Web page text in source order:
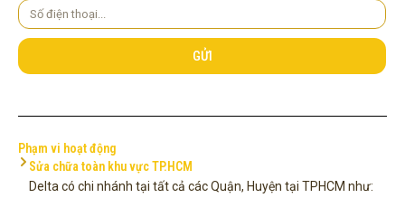
Số
điện
thoại
GỬI
Phạm vi hoạt động
Sửa chữa toàn khu vực TP.HCM
Delta có chi nhánh tại tất cả các Quận, Huyện tại TPHCM như: